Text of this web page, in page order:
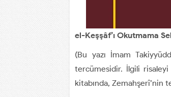
el-Keşşâf’ı Okutmama
(Bu yazı İmam
tercümesidir. İlgili
kitabında,